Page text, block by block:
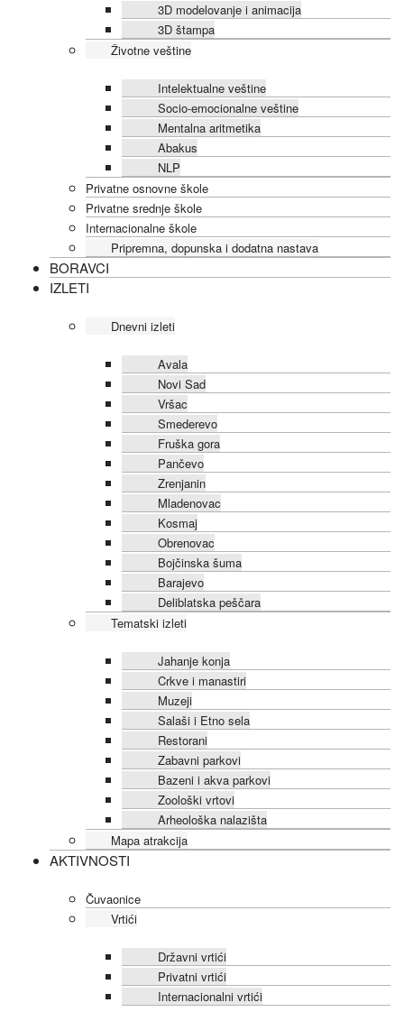
3D modelovanje i animacija
3D štampa
Životne veštine
Intelektualne veštine
Socio-emocionalne veštine
Mentalna aritmetika
Abakus
NLP
Privatne osnovne škole
Privatne srednje škole
Internacionalne škole
Pripremna, dopunska i dodatna nastava
BORAVCI
IZLETI
Dnevni izleti
Avala
Novi Sad
Vršac
Smederevo
Fruška gora
Pančevo
Zrenjanin
Mladenovac
Kosmaj
Obrenovac
Bojčinska šuma
Barajevo
Deliblatska peščara
Tematski izleti
Jahanje konja
Crkve i manastiri
Muzeji
Salaši i Etno sela
Restorani
Zabavni parkovi
Bazeni i akva parkovi
Zoološki vrtovi
Arheološka nalazišta
Mapa atrakcija
AKTIVNOSTI
Čuvaonice
Vrtići
Državni vrtići
Privatni vrtići
Internacionalni vrtići